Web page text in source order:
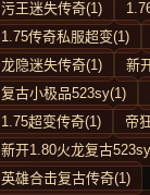
污王迷失传奇(1)
1.75传奇私服超变(1)
龙隐迷失传奇(1)
新
复古小极品523sy(1)
1.75超变传奇(1)
帝
新开1.80火龙复古
英雄合击复古传奇(1)